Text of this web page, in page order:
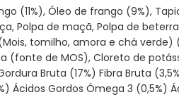
(11%), Óleo de frango (9%),
Polpa de maçã, Polpa de
tomilho, amora e chá verde)
(fonte de MOS), Cloreto de
Bruta (17%) Fibra Bruta
Ácidos Gordos Ómega 3 (0,5%)